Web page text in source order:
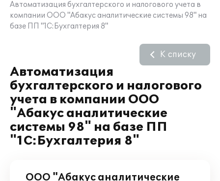
Автоматизация бухгалтерского и налогового учета в
компании ООО "Абакус аналитические системы 98" на
базе ПП "1С:Бухгалтерия 8"
Автоматизация
бухгалтерского и налогового
учета в компании ООО
"Абакус аналитические
системы 98" на базе ПП
"1С:Бухгалтерия 8"
К списку
ООО "Абакус аналитические